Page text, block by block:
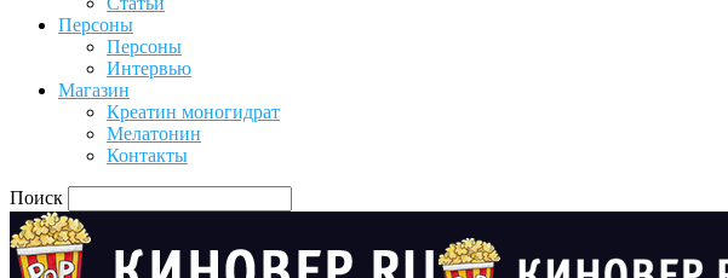
Персоны
Персоны
Интервью
Магазин
Креатин моногидрат
Мелатонин
Контакты
Поиск